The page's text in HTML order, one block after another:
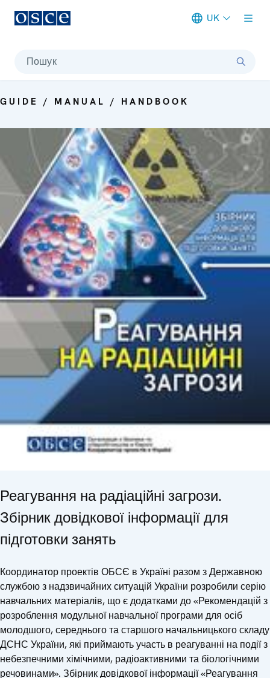
UK
Пошук
GUIDE / MANUAL / HANDBOOK
Реагування на радіаційні загрози.
Збірник довідкової інформації для
підготовки занять
Координатор проектів ОБСЄ в Україні разом з Державною
службою з надзвичайних ситуацій України розробили серію
навчальних матеріалів, що є додатками до «Рекомендацій з
розроблення модульної навчальної програми для осіб
молодшого, середнього та старшого начальницького складу
ДСНС України, які приймають участь в реагуванні на події з
небезпечними хімічними, радіоактивними та біологічними
речовинами». Збірник довідкової інформації «Реагування